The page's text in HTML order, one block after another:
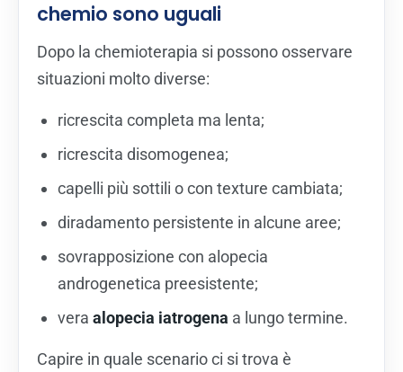
chemio sono uguali
Dopo la chemioterapia si possono osservare
situazioni molto diverse:
ricrescita completa ma lenta;
ricrescita disomogenea;
capelli più sottili o con texture cambiata;
diradamento persistente in alcune aree;
sovrapposizione con alopecia
androgenetica preesistente;
veraalopecia iatrogena a lungo termine.
Capire in quale scenario ci si trova è